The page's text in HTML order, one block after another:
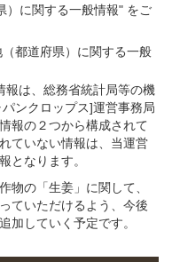
）に関する一般情報" をご
（都道府県）に関する一般
報は、総務省統計局等の機
ンクロップス]運営事務局
報の２つから構成されて
ていない情報は、当運営
となります。
物の「生姜」に関して、
ていただけるよう、今後
加していく予定です。